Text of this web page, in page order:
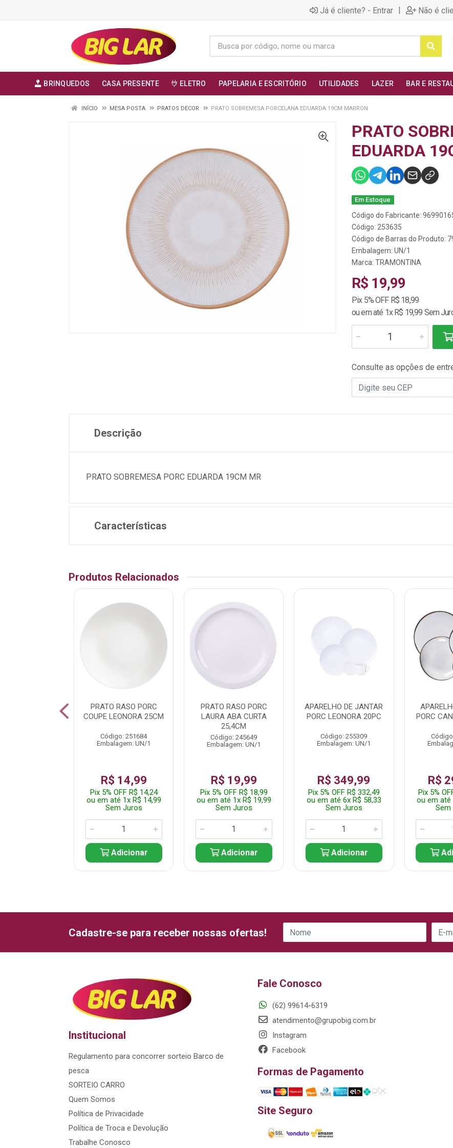
Já é cliente? - Entrar | Não é
BRINQUEDOS CASA PRESENTE ELETRO PAPELARIA E ESCRITÓRIO UTILIDADES LAZER BAR E
INÍCIO MESA POSTA PRATOS DECOR PRATO SOBREMESA PORCELANA EDUARDA 19CM MARRON
PRATO
EDUARDA
Em Estoque
Código do Fabricante:
Código: 253635
Código de Barras do Produto:
Embalagem: UN/1
Marca: TRAMONTINA
R$ 19,99
Pix 5% OFF R$ 18,99
ou em até 1x R$ 19,99 Sem
Consulte as opções de
Descrição
PRATO SOBREMESA PORC EDUARDA 19CM MR
Características
Produtos Relacionados
PRATO RASO PORC
COUPE LEONORA 25CM
Código: 251684
Embalagem: UN/1
R$ 14,99
Pix 5% OFF R$ 14,24
ou em até 1x R$ 14,99
Sem Juros
Adicionar
PRATO RASO PORC
LAURA ABA CURTA
25,4CM
Código: 245649
Embalagem: UN/1
R$ 19,99
Pix 5% OFF R$ 18,99
ou em até 1x R$ 19,99
Sem Juros
Adicionar
APARELHO DE JANTAR
PORC LEONORA 20PC
Código: 255309
Embalagem: UN/1
R$ 349,99
Pix 5% OFF R$ 332,49
ou em até 6x R$ 58,33
Sem Juros
Adicionar
PORC
R$
Pix 5%
ou em até
Sem
Cadastre-se para receber nossas ofertas!
Institucional
Regulamento para concorrer sorteio Barco de
pesca
SORTEIO CARRO
Quem Somos
Política de Privacidade
Política de Troca e Devolução
Trabalhe Conosco
Fale Conosco
(62) 99614-6319
atendimento@grupobig.com.br
Instagram
Facebook
Formas de Pagamento
Site Seguro